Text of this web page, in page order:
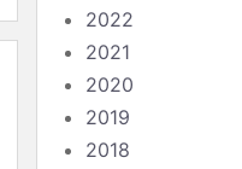
2022
2021
2020
2019
2018